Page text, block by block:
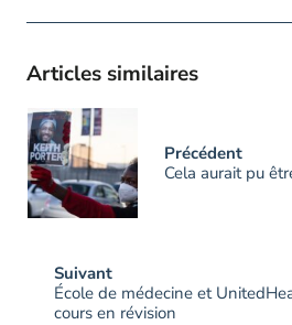
Articles similaires
Précédent
Cela aurait pu
Suivant
École de médecine et
cours en révision